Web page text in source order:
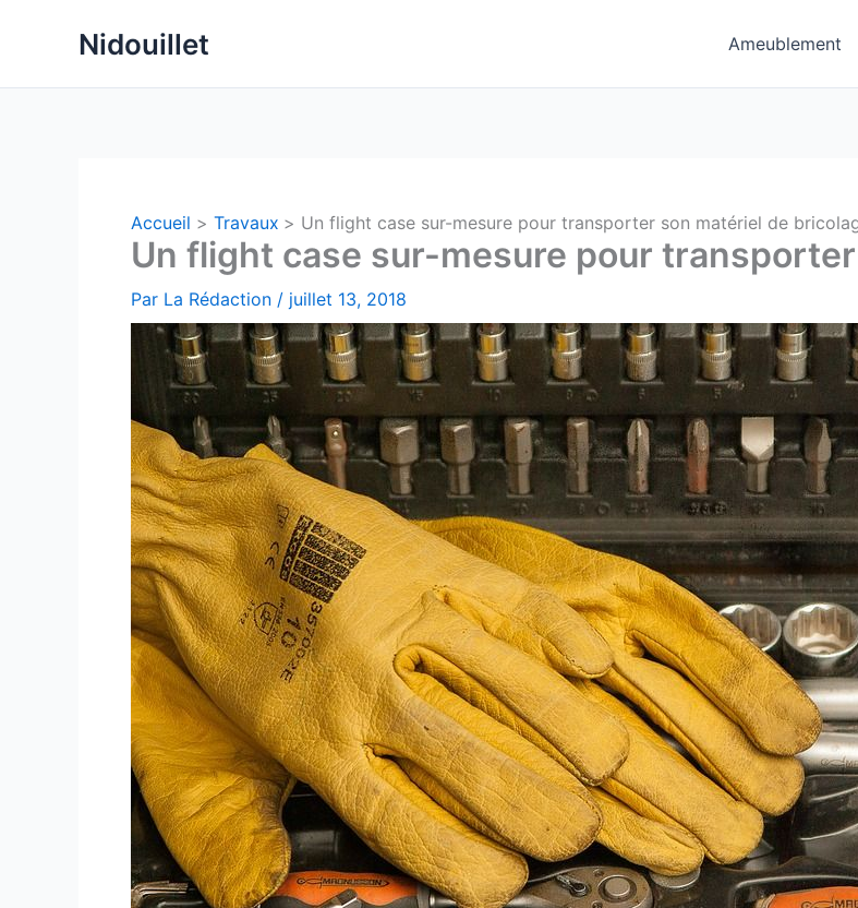
Nidouillet Ameublement
Accueil Travaux Un flight case sur-mesure pour transporter son matériel de
Un flight case sur-mesure pour
Par La Rédaction / juillet 13, 2018